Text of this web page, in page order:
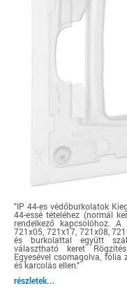
"IP 44-es védőburkolatok
44-essé tételéhez (normál
rendelkező kapcsolóhoz. A
721x05, 721x17, 721x08,
és burkolattal együtt
választható keret
Egyesével csomagolva, fólia
és karcolás ellen."
részletek...